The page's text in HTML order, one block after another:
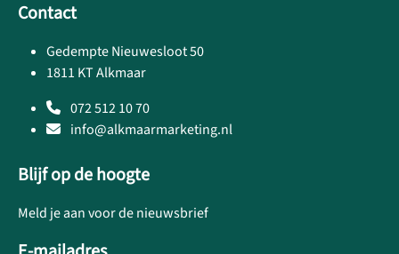
Contact
Gedempte Nieuwesloot 50
1811 KT Alkmaar
072 512 10 70
info@alkmaarmarketing.nl
Blijf op de hoogte
Meld je aan voor de nieuwsbrief